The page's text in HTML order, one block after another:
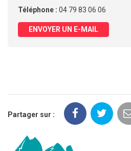
Téléphone : 04 79 83 06 06
ENVOYER UN E-MAIL
Partager sur :